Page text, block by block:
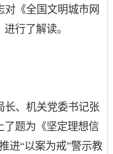
对《全国文明城市网
行了解读。
长、机关党委书记张
了题为《坚定理想信
进“以案为戒”警示教